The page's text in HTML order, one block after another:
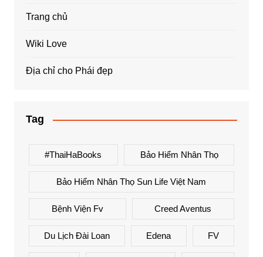
Trang chủ
Wiki Love
Địa chỉ cho Phái đẹp
Tag
#ThaiHaBooks Bảo Hiểm Nhân Thọ
Bảo Hiểm Nhân Thọ Sun Life Việt Nam
Bệnh Viện Fv Creed Aventus
Du Lịch Đài Loan Edena FV